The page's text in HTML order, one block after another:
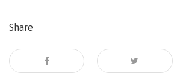
Share